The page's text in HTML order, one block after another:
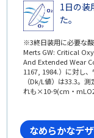
1日の装
た。
※3終日装用に必要な
Merts GW: Critical
And Extended Wear
1167, 1984.）に対し
（Dk/L値）は33.3。
れも×10-9(cm・
なめらかなデ